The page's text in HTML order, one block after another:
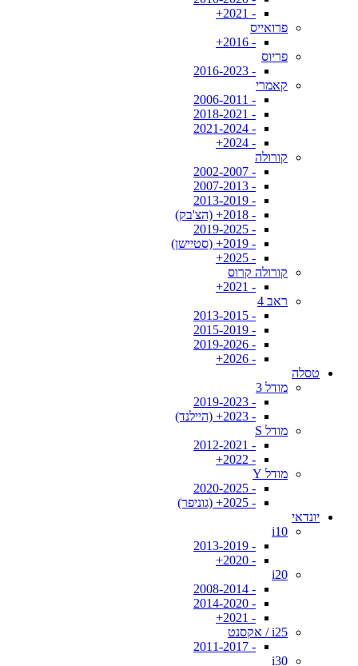
- 2021+
פרואייס
- 2016+
פריוס
- 2016-2023
קאמרי
- 2006-2011
- 2018-2021
- 2021-2024
- 2024+
קורולה
- 2002-2007
- 2007-2013
- 2013-2019
- 2018+ (הצ'בק)
- 2019-2025
- 2019+ (סטיישן)
- 2025+
קורולה קרוס
- 2021+
ראב 4
- 2013-2015
- 2015-2019
- 2019-2026
- 2026+
טסלה
מודל 3
- 2019-2023
- 2023+ (היילנד)
מודל S
- 2012-2021
- 2022+
מודל Y
- 2020-2025
- 2025+ (גוניפר)
יונדאי
i10
- 2013-2019
- 2020+
i20
- 2008-2014
- 2014-2020
- 2021+
i25 / אקסנט
- 2011-2017
i30